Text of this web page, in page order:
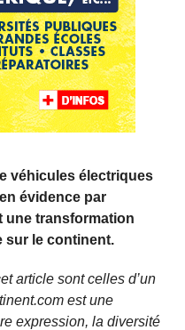
véhicules électriques
évidence par
une transformation
sur le continent.
article sont celles d’un
est une
expression, la diversité